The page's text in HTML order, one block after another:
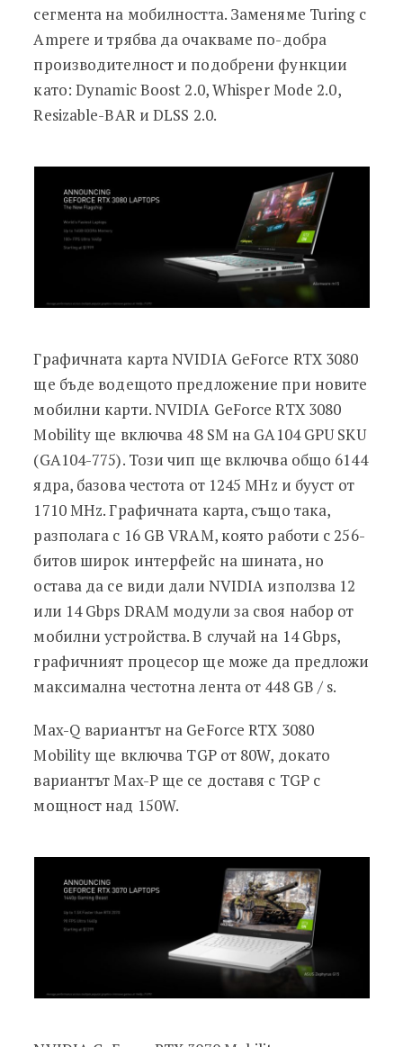
сегмента на мобилността. Заменяме Turing с
Ampere и трябва да очакваме по-добра
производителност и подобрени функции
като: Dynamic Boost 2.0, Whisper Mode 2.0,
Resizable-BAR и DLSS 2.0.
Графичната карта NVIDIA GeForce RTX 3080
ще бъде водещото предложение при новите
мобилни карти. NVIDIA GeForce RTX 3080
Mobility ще включва 48 SM на GA104 GPU SKU
(GA104-775). Този чип ще включва общо 6144
ядра, базова честота от 1245 MHz и бууст от
1710 MHz. Графичната карта, също така,
разполага с 16 GB VRAM, която работи с 256-
битов широк интерфейс на шината, но
остава да се види дали NVIDIA използва 12
или 14 Gbps DRAM модули за своя набор от
мобилни устройства. В случай на 14 Gbps,
графичният процесор ще може да предложи
максимална честотна лента от 448 GB / s.
Max-Q вариантът на GeForce RTX 3080
Mobility ще включва TGP от 80W, докато
вариантът Max-P ще се доставя с TGP с
мощност над 150W.